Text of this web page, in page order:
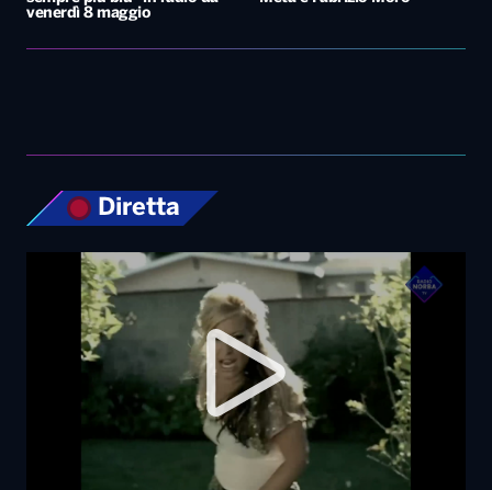
venerdì 8 maggio
Diretta